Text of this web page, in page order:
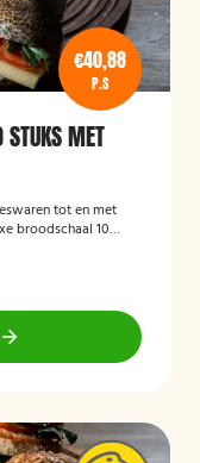
€40,88
P.S
MET
tot en met
broodschaal 10